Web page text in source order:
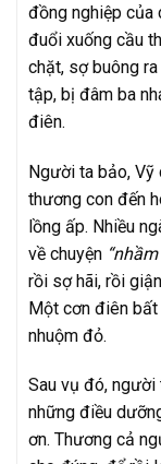
đồng nghiệp của
đuổi xuống cầu
chặt, sợ buông
tập, bị đâm ba
điên.
Người ta bảo,
thương con đến
lồng ấp. Nhiều
về chuyện
rồi sợ hãi, rồi
Một cơn điên bất
nhuộm đỏ.
Sau vụ đó, người
những điều
ơn. Thương cả